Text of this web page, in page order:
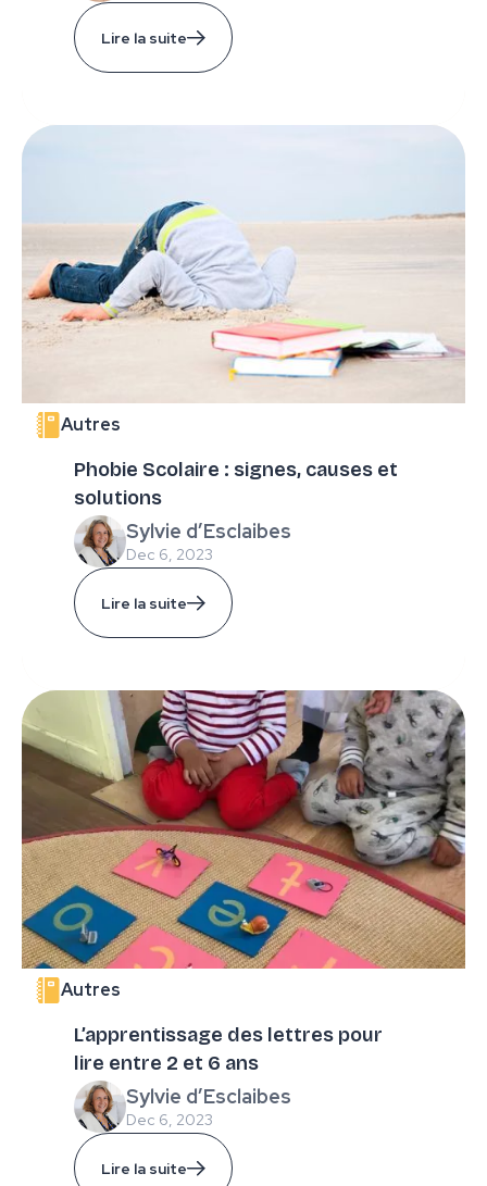
Lire la suite
Autres
Phobie Scolaire : signes, causes et
solutions
Sylvie d’Esclaibes
Dec 6, 2023
Lire la suite
Autres
L’apprentissage des lettres pour
lire entre 2 et 6 ans
Sylvie d’Esclaibes
Dec 6, 2023
Lire la suite